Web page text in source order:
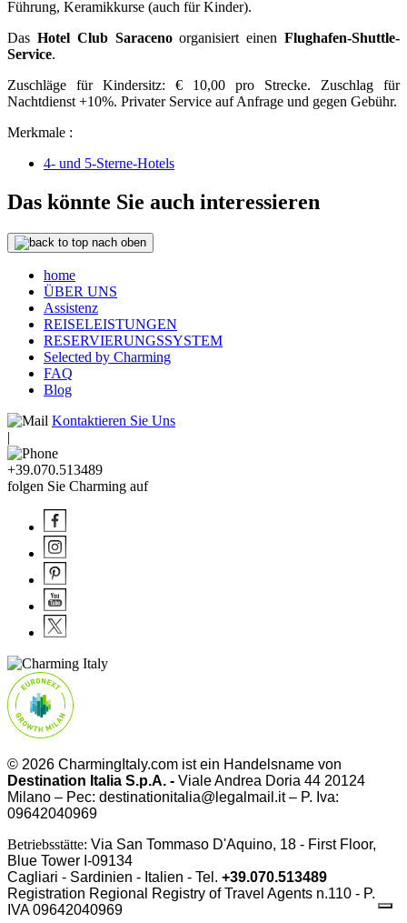
Führung, Keramikkurse (auch für Kinder).
Das Hotel Club Saracenoorganisiert einenFlughafen-Shuttle-
Service.
Zuschläge für Kindersitz: € 10,00 pro Strecke. Zuschlag für
Nachtdienst +10%. Privater Service auf Anfrage und gegen Gebühr.
Merkmale :
4- und 5-Sterne-Hotels
Das könnte Sie auch interessieren
nach oben
home
ÜBER UNS
Assistenz
REISELEISTUNGEN
RESERVIERUNGSSYSTEM
Selected by Charming
FAQ
Blog
Kontaktieren Sie Uns
|
+39.070.513489
folgen Sie Charming auf
© 2026 CharmingItaly.com ist ein Handelsname von
Destination Italia S.p.A. - Viale Andrea Doria 44 20124
Milano – Pec: destinationitalia@legalmail.it – P. Iva:
09642040969
Betriebsstätte: Via San Tommaso D'Aquino, 18 - First Floor,
Blue Tower I-09134
Cagliari - Sardinien - Italien - Tel. +39.070.513489
Registration Regional Registry of Travel Agents n.110 - P.
IVA09642040969